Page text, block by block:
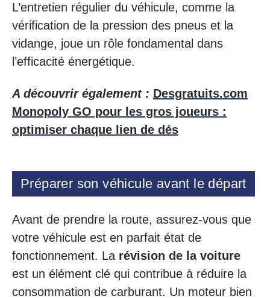
L’entretien régulier du véhicule, comme la
vérification de la pression des pneus et la
vidange, joue un rôle fondamental dans
l’efficacité énergétique.
A découvrir également : Desgratuits.com
Monopoly GO pour les gros joueurs :
optimiser chaque lien de dés
Préparer son véhicule avant le départ
Avant de prendre la route, assurez-vous que
votre véhicule est en parfait état de
fonctionnement. La révision de la voiture
est un élément clé qui contribue à réduire la
consommation de carburant. Un moteur bien